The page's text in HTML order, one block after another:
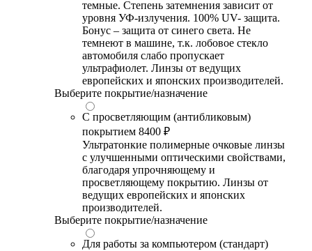
темные. Степень затемнения зависит от
уровня УФ-излучения. 100% UV- защита.
Бонус – защита от синего света. Не
темнеют в машине, т.к. лобовое стекло
автомобиля слабо пропускает
ультрафиолет. Линзы от ведущих
европейских и японских производителей.
Выберите покрытие/назначение
С просветляющим (антибликовым)
покрытием 8400 ₽
Ультратонкие полимерные очковые линзы
с улучшенными оптическими свойствами,
благодаря упрочняющему и
просветляющему покрытию. Линзы от
ведущих европейских и японских
производителей.
Выберите покрытие/назначение
Для работы за компьютером (стандарт)